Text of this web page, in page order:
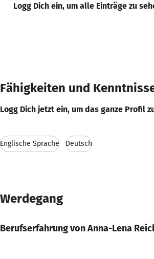
Logg Dich ein, um alle Einträge zu
Fähigkeiten und
Logg Dich jetzt ein, um das ganze Profil
Englische Sprache Deutsch
Werdegang
Berufserfahrung von Anna-Lena